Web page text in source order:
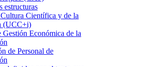
estructuras
Científica y de la
(UCC+i)
Gestión Económica de la
de Personal de